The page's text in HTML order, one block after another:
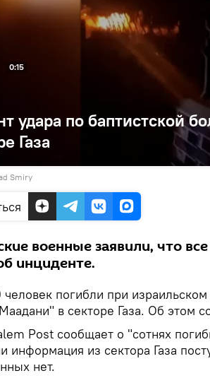
удара по баптистской
Газа
0:15
Smiry
военные заявили, что
инциденте.
погибли при
в секторе Газа. Об этом
Post сообщает о "сотнях
информация из сектора Газа
нет.